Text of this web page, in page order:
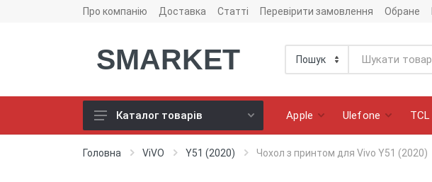
Про компанію Доставка Статті Перевірити замовлення Обране
SMARKET
Чохли для телефонів
Каталог товарів Apple Ulefone TCL
Головна ViVO Y51 (2020) Чохол з принтом для Vivo Y51 (2020)